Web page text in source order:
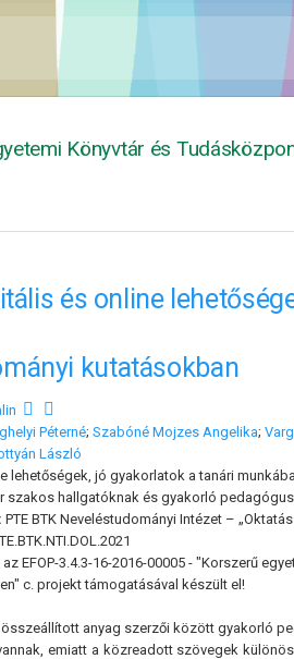
Könyvtár és
és online
kutatásokban
Péterné; Szabóné Mojzes Angelika;
László
lehetőségek, jó gyakorlatok a tanári
szakos hallgatóknak és gyakorló
PTE BTK Neveléstudományi Intézet –
EFOP-3.4.3-16-2016-00005 - "Korszerű
c. projekt támogatásával készült el!
anyag szerzői között gyakorló
emiatt a közreadott szövegek